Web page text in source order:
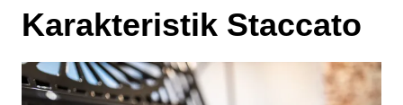
Karakteristik Staccato